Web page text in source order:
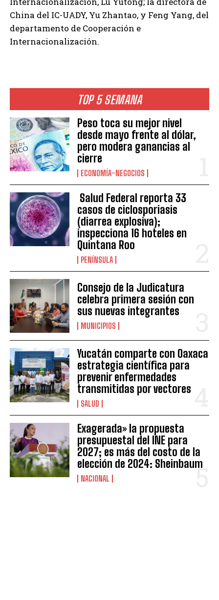
TOP 5 SEMANA
Peso toca su mejor nivel
desde mayo frente al dólar,
pero modera ganancias al
cierre
ECONOMÍA-NEGOCIOS
Salud Federal reporta 33
casos de ciclosporiasis
(diarrea explosiva);
inspecciona 16 hoteles en
Quintana Roo
PENÍNSULA
Consejo de la Judicatura
celebra primera sesión con
sus nuevas integrantes
MUNICIPIOS
Yucatán comparte con Oaxaca
estrategia científica para
prevenir enfermedades
transmitidas por vectores
SALUD
Exagerada» la propuesta
presupuestal del INE para
2027; es más del costo de la
elección de 2024: Sheinbaum
NACIONAL
China del IC-UADY, Yu Zhantao, y Feng Yang, del
departamento de Cooperación e
Internacionalización.